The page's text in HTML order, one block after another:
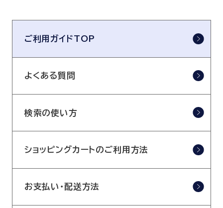
泌・糖尿病・代
腎臓内科 消化器・肝臓内
感染症内科
特別増刊号
ご利用ガイドTOP
よくある質問
検索の使い方
ショッピングカートのご利用方法
お支払い・配送方法